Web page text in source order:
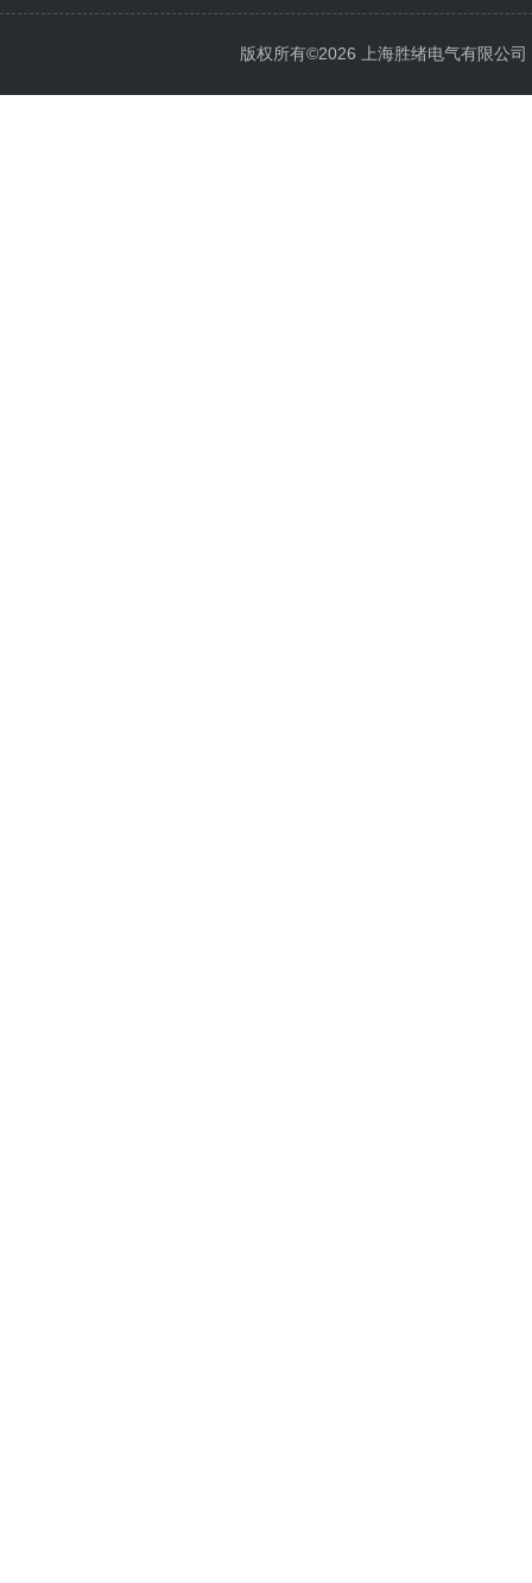
版权所有©2026 上海胜绪电气有限公